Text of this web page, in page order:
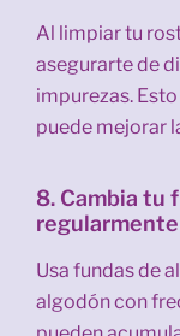
Al limpiar tu
asegurarte de
impurezas.
puede mejorar
8. Cambia tu
regularmente
Usa fundas de
algodón con